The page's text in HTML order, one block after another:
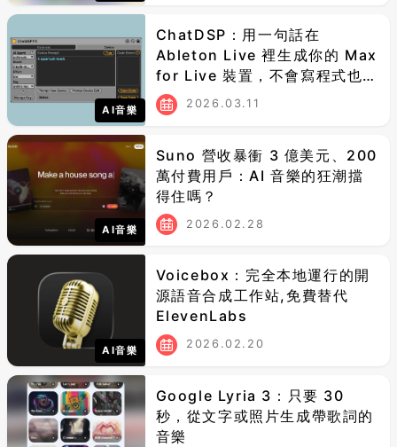
AI音樂
ChatDSP：用一句話在
Ableton Live 裡生成你的 Max
for Live 裝置，不會寫程式也能
做到
2026.03.11
AI音樂
Suno 營收暴衝 3 億美元、200
萬付費用戶：AI 音樂的狂潮擋
得住嗎？
2026.02.28
AI音樂
Voicebox：完全本地運行的開
源語音合成工作站,免費替代
ElevenLabs
2026.02.20
Google Lyria 3：只要 30
秒，從文字或照片生成帶歌詞的
音樂